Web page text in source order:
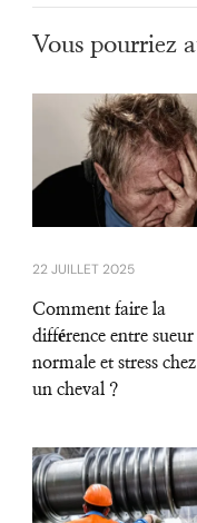
Vous pourriez
22 JUILLET 2025
Comment faire la
différence entre sueur
normale et stress chez
un cheval ?